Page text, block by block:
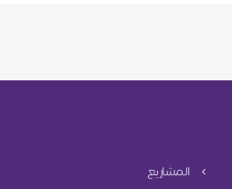
المشاريع